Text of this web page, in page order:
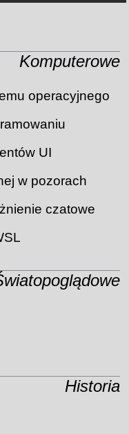
Komputerowe
operacyjnego
UI
w pozorach
czatowe
Historia